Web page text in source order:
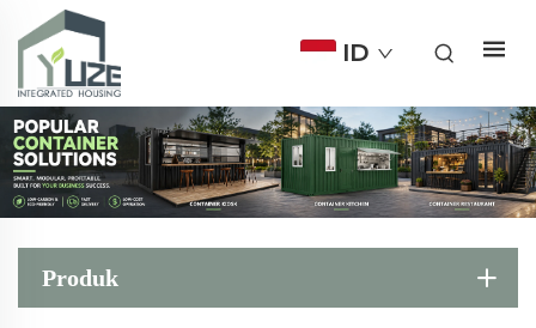
ID
Produk